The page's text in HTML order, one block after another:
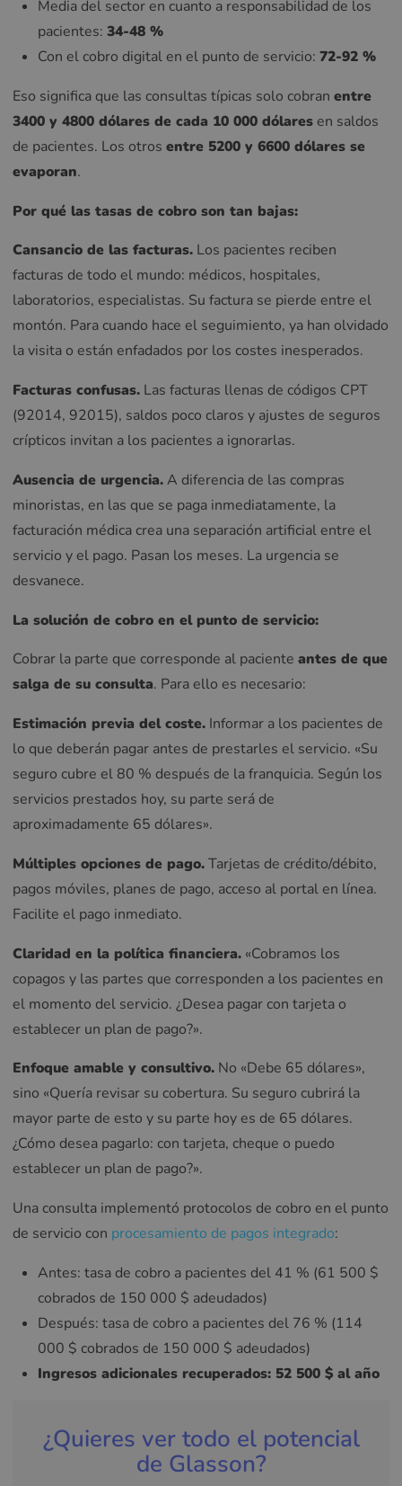
Media del sector en cuanto a responsabilidad de los
pacientes: 34-48 %
Con el cobro digital en el punto de servicio: 72-92 %
Eso significa que las consultas típicas solo cobran entre
3400 y 4800 dólares de cada 10 000 dólares en saldos
de pacientes. Los otros entre 5200 y 6600 dólares se
evaporan.
Por qué las tasas de cobro son tan bajas:
Cansancio de las facturas. Los pacientes reciben
facturas de todo el mundo: médicos, hospitales,
laboratorios, especialistas. Su factura se pierde entre el
montón. Para cuando hace el seguimiento, ya han olvidado
la visita o están enfadados por los costes inesperados.
Facturas confusas. Las facturas llenas de códigos CPT
(92014, 92015), saldos poco claros y ajustes de seguros
crípticos invitan a los pacientes a ignorarlas.
Ausencia de urgencia.A diferencia de las compras
minoristas, en las que se paga inmediatamente, la
facturación médica crea una separación artificial entre el
servicio y el pago. Pasan los meses. La urgencia se
desvanece.
La solución de cobro en el punto de servicio:
Cobrar la parte que corresponde al paciente antes de que
salga de su consulta. Para ello es necesario:
Estimación previa del coste. Informar a los pacientes de
lo que deberán pagar antes de prestarles el servicio. «Su
seguro cubre el 80 % después de la franquicia. Según los
servicios prestados hoy, su parte será de
aproximadamente 65 dólares».
Múltiples opciones de pago.Tarjetas de crédito/débito,
pagos móviles, planes de pago, acceso al portal en línea.
Facilite el pago inmediato.
Claridad en la política financiera. «Cobramos los
copagos y las partes que corresponden a los pacientes en
el momento del servicio. ¿Desea pagar con tarjeta o
establecer un plan de pago?».
Enfoque amable y consultivo. No «Debe 65 dólares»,
sino «Quería revisar su cobertura. Su seguro cubrirá la
mayor parte de esto y su parte hoy es de 65 dólares.
¿Cómo desea pagarlo: con tarjeta, cheque o puedo
establecer un plan de pago?».
Una consulta implementó protocolos de cobro en el punto
de servicio con procesamiento de pagos integrado:
Antes: tasa de cobro a pacientes del 41 % (61 500 $
cobrados de 150 000 $ adeudados)
Después: tasa de cobro a pacientes del 76 % (114
000 $ cobrados de 150 000 $ adeudados)
Ingresos adicionales recuperados: 52 500 $ al año
¿Quieres ver todo el potencial
de Glasson?